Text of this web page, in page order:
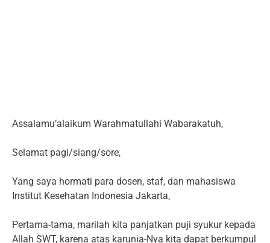
Assalamu’alaikum Warahmatullahi Wabarakatuh,
Selamat pagi/siang/sore,
Yang saya hormati para dosen, staf, dan mahasiswa
Institut Kesehatan Indonesia Jakarta,
Pertama-tama, marilah kita panjatkan puji syukur kepada
Allah SWT, karena atas karunia-Nya kita dapat berkumpul